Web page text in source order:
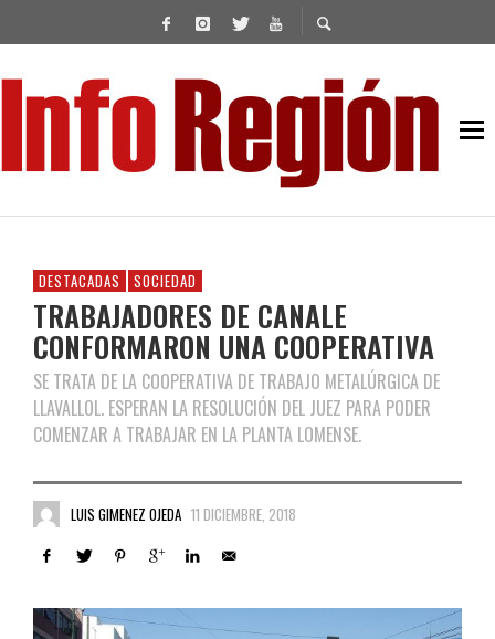
DESTACADAS SOCIEDAD
TRABAJADORES DE CANALE
CONFORMARON UNA COOPERATIVA
SE TRATA DE LA COOPERATIVA DE TRABAJO METALÚRGICA DE
LLAVALLOL. ESPERAN LA RESOLUCIÓN DEL JUEZ PARA PODER
COMENZAR A TRABAJAR EN LA PLANTA LOMENSE.
LUIS GIMENEZ OJEDA 11 DICIEMBRE, 2018